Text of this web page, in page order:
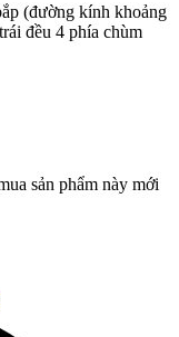
(đường kính khoảng
đều 4 phía chùm
sản phẩm này mới